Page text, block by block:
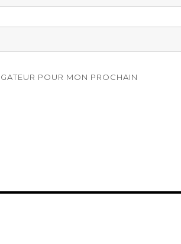
POUR MON PROCHAIN